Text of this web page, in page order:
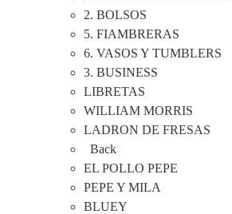
2. BOLSOS
5. FIAMBRERAS
6. VASOS Y TUMBLERS
3. BUSINESS
LIBRETAS
WILLIAM MORRIS
LADRON DE FRESAS
Back
EL POLLO PEPE
PEPE Y MILA
BLUEY